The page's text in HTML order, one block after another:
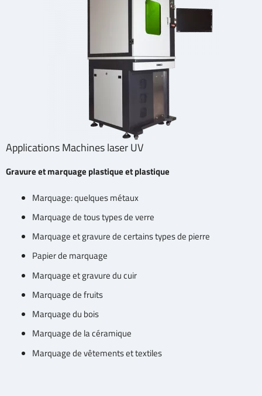
Applications Machines laser UV
Gravure et marquage plastique et plastique
Marquage: quelques métaux
Marquage de tous types de verre
Marquage et gravure de certains types de pierre
Papier de marquage
Marquage et gravure du cuir
Marquage de fruits
Marquage du bois
Marquage de la céramique
Marquage de vêtements et textiles